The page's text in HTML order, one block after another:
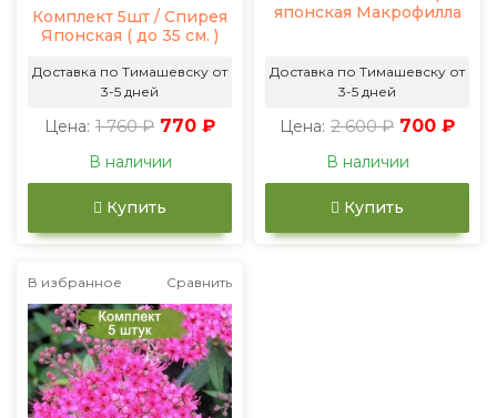
Комплект 5шт / Спирея
Японская ( до 35 см. )
Доставка по Тимашевску от
3-5 дней
Цена: 1 760 ₽ 770 ₽
В наличии
Купить
японская Макрофилла
Доставка по Тимашевску от
3-5 дней
Цена: 2 600 ₽ 700 ₽
В наличии
Купить
В избранное Сравнить